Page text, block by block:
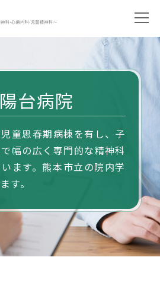
台病院
童思春期病棟を有し、子
幅の広く専門的な精神科
ます。熊本市立の院内学
す。